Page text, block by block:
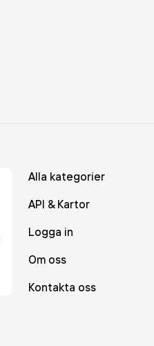
Alla kategorier
API & Kartor
Logga in
Om oss
Kontakta oss